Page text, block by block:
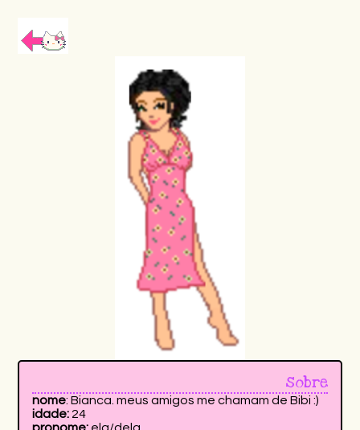
sobre
nome: Bianca. meus amigos me chamam de Bibi :)
idade: 24
pronome: ela/dela